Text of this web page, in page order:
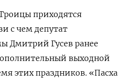
приходятся
с чем депутат
Дмитрий Гусев ранее
выходной
этих праздников. «Пасха